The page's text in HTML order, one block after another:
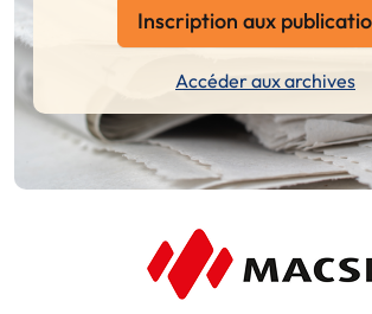
Inscription aux
Accéder aux archives